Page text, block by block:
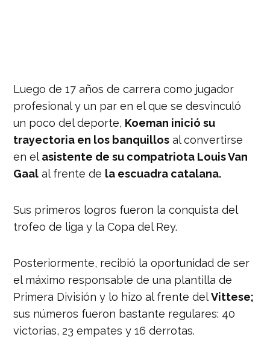
Luego de 17 años de carrera como jugador
profesional y un par en el que se desvinculó
un poco del deporte, Koeman inició su
trayectoria en los banquillos al convertirse
en el asistente de su compatriota Louis Van
Gaal al frente de la escuadra catalana.
Sus primeros logros fueron la conquista del
trofeo de liga y la Copa del Rey.
Posteriormente, recibió la oportunidad de ser
el máximo responsable de una plantilla de
Primera División y lo hizo al frente delVittese;
sus números fueron bastante regulares: 40
victorias, 23 empates y 16 derrotas.